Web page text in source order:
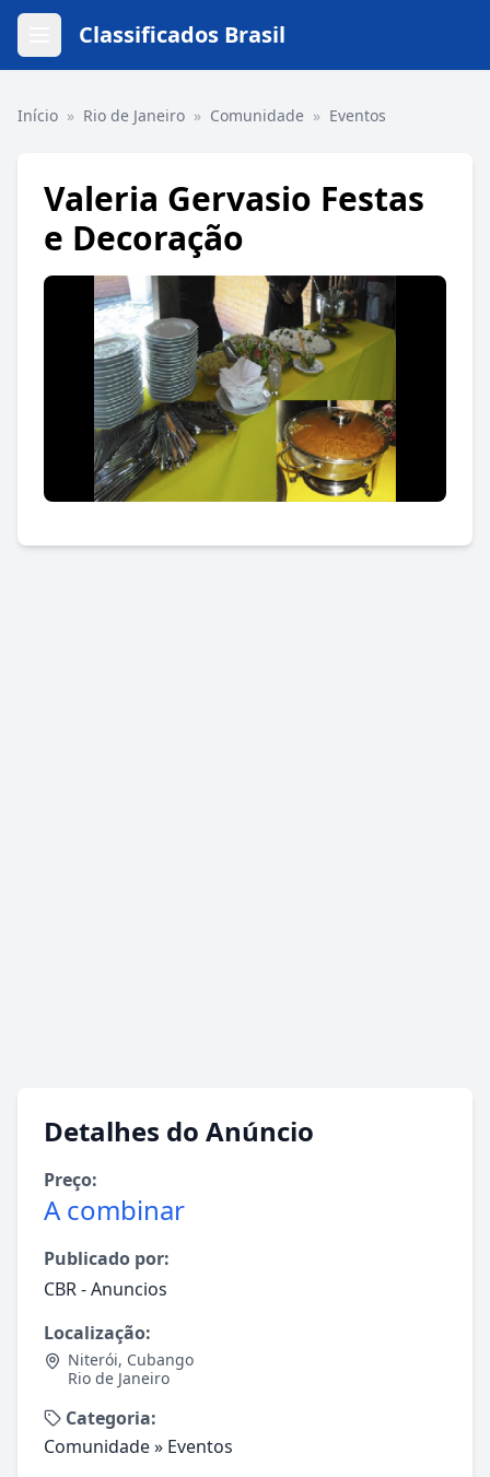
Classificados Brasil
Início » Rio de Janeiro » Comunidade » Eventos
Valeria Gervasio Festas
e Decoração
Detalhes do Anúncio
Preço:
A combinar
Publicado por:
CBR - Anuncios
Localização:
Niterói, Cubango
Rio de Janeiro
Categoria:
Comunidade» Eventos